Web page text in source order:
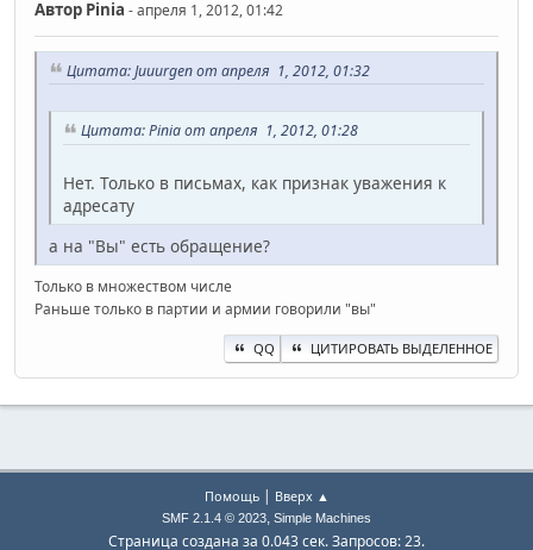
Автор Pinia - апреля 1, 2012, 01:42
Цитата: Juuurgen от апреля 1, 2012, 01:32
Цитата: Pinia от апреля 1, 2012, 01:28
Нет. Только в письмах, как признак уважения к
адресату
а на "Вы" есть обращение?
Только в множеством числе
Раньше только в партии и армии говорили "вы"
QQ ЦИТИРОВАТЬ ВЫДЕЛЕННОЕ
Помощь| Вверх ▲
SMF 2.1.4 © 2023, Simple Machines
Страница создана за 0.043 сек. Запросов: 23.